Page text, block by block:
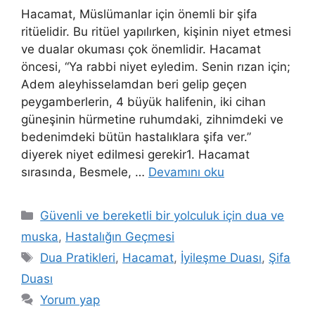
Hacamat, Müslümanlar için önemli bir şifa
ritüelidir. Bu ritüel yapılırken, kişinin niyet etmesi
ve dualar okuması çok önemlidir. Hacamat
öncesi, “Ya rabbi niyet eyledim. Senin rızan için;
Adem aleyhisselamdan beri gelip geçen
peygamberlerin, 4 büyük halifenin, iki cihan
güneşinin hürmetine ruhumdaki, zihnimdeki ve
bedenimdeki bütün hastalıklara şifa ver.”
diyerek niyet edilmesi gerekir1. Hacamat
sırasında, Besmele, … Devamını oku
Güvenli ve bereketli bir yolculuk için dua ve
muska, Hastalığın Geçmesi
Dua Pratikleri, Hacamat, İyileşme Duası, Şifa
Duası
Yorum yap